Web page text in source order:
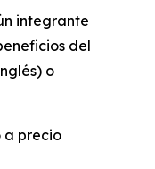
integrante
del
o
a precio